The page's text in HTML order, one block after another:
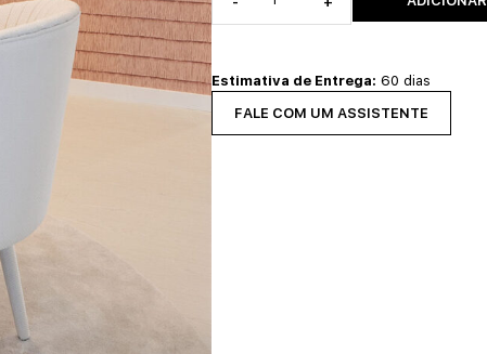
Estimativa de Entrega: 60 dias
FALE COM UM ASSISTENTE